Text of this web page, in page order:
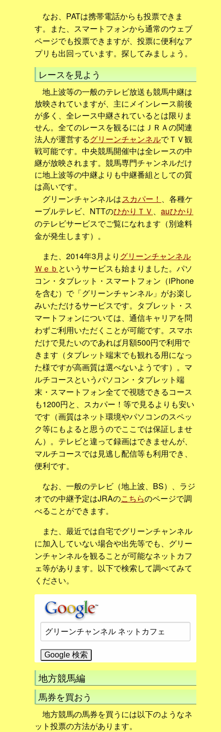
なお、PATは携帯電話からも投票できま
す。また、スマートフォンから通常のウェブ
ページでも投票できますが、投票に便利なア
プリも出回っています。探してみましょう。
レースを見よう
地上波等の一般のテレビ放送も競馬中継は
放映されていますが、主にメインレース前後
が多く、全レース中継されているとは限りま
せん。全てのレースを観るにはＪＲＡの関連
法人が運営するグリーンチャンネルでＴＶ観
戦可能です。中央競馬開催中は全レースの中
継が放映されます。競馬専門チャンネルだけ
に地上波等の中継よりも中継番組としての質
は高いです。
グリーンチャンネルはスカパー！
、各種ケ
ーブルテレビ、NTTのひかりＴＶ
auひかり
のテレビサービスでご覧になれます（別途料
金が発生します）。
また、2014年3月より グリーンチャンネル
Ｗｅｂ というサービスも始まりました。パソ
コン・タブレット・スマートフォン（iPhone
を含む）で「グリーンチャンネル」がお楽し
みいただけるサービスです。タブレット・ス
マートフォンについては、通信キャリアを問
わずご利用いただくことが可能です。スマホ
だけで見たいのであれば月額500円で利用で
きます（タブレット端末でも観れる用になっ
た様ですが高画質は選べないようです）。マ
ルチコースというパソコン・タブレット端
末・スマートフォン全てで視聴できるコース
も1200円と、スカパー！等で見るよりも安い
です（画質はネット環境やパソコンのスペッ
ク等にもよると思うのでここでは保証しませ
ん）。テレビと違って録画はできませんが、
マルチコースでは見逃し配信等も利用でき、
便利です。
なお、一般のテレビ（地上波、BS）、ラジ
オでの中継予定はJRAのこちらのページで調
べることができます。
また、最近では自宅でグリーンチャンネル
に加入していない場合や出先等でも、グリー
ンチャンネルを観ることが可能なネットカフ
ェ等があります。以下で検索して調べてみて
ください。
地方競馬編
馬券を買おう
地方競馬の馬券を買うには以下のようなネ
ット投票の方法があります。